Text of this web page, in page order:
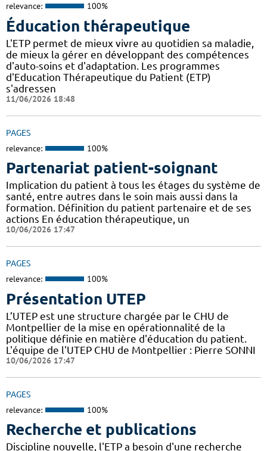
relevance: 100%
Éducation thérapeutique
L'ETP permet de mieux vivre au quotidien sa maladie,
de mieux la gérer en développant des compétences
d'auto-soins et d'adaptation. Les programmes
d'Education Thérapeutique du Patient (ETP)
s'adressen
11/06/2026 18:48
PAGES
relevance: 100%
Partenariat patient-soignant
Implication du patient à tous les étages du système de
santé, entre autres dans le soin mais aussi dans la
formation. Définition du patient partenaire et de ses
actions En éducation thérapeutique, un
10/06/2026 17:47
PAGES
relevance: 100%
Présentation UTEP
L’UTEP est une structure chargée par le CHU de
Montpellier de la mise en opérationnalité de la
politique définie en matière d'éducation du patient.
L'équipe de l'UTEP CHU de Montpellier : Pierre SONNI
10/06/2026 17:47
PAGES
relevance: 100%
Recherche et publications
Discipline nouvelle, l'ETP a besoin d'une recherche